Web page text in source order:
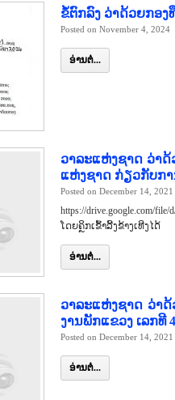
ຂໍ້ຕົກລົງ ວ່າດ້ວຍກອ
Posted on November 4, 2024
ອ່ານຕໍ່...
ວາລະແຫ່ງຊາດ ວ່າ
ແຫ່ງຊາດ ກ່ຽວກັບກາ
Posted on December 14, 2021
https://drive.google.com/
ໂດຍຄຼິກເຂົ້້າລີ້ງຂ້າງເທີງໄດ້
ອ່ານຕໍ່...
ວາລະແຫ່ງຊາດ ວ່າ
ງານພັກແຂວງ ເລກທີ
Posted on December 14, 2021
ອ່ານຕໍ່...